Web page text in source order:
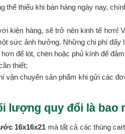
thể thiếu khi bán hàng ngày nay,
kiện hàng, sẽ trở nên kinh tế hơn!
sức ảnh hưởng. Những chi phí đấy
để lót, chèn hoặc phủ kính để
thiết;
vận chuyển sản phẩm khi gửi các
lượng quy đổi là bao
16x16x21 mà tất cả các thùng